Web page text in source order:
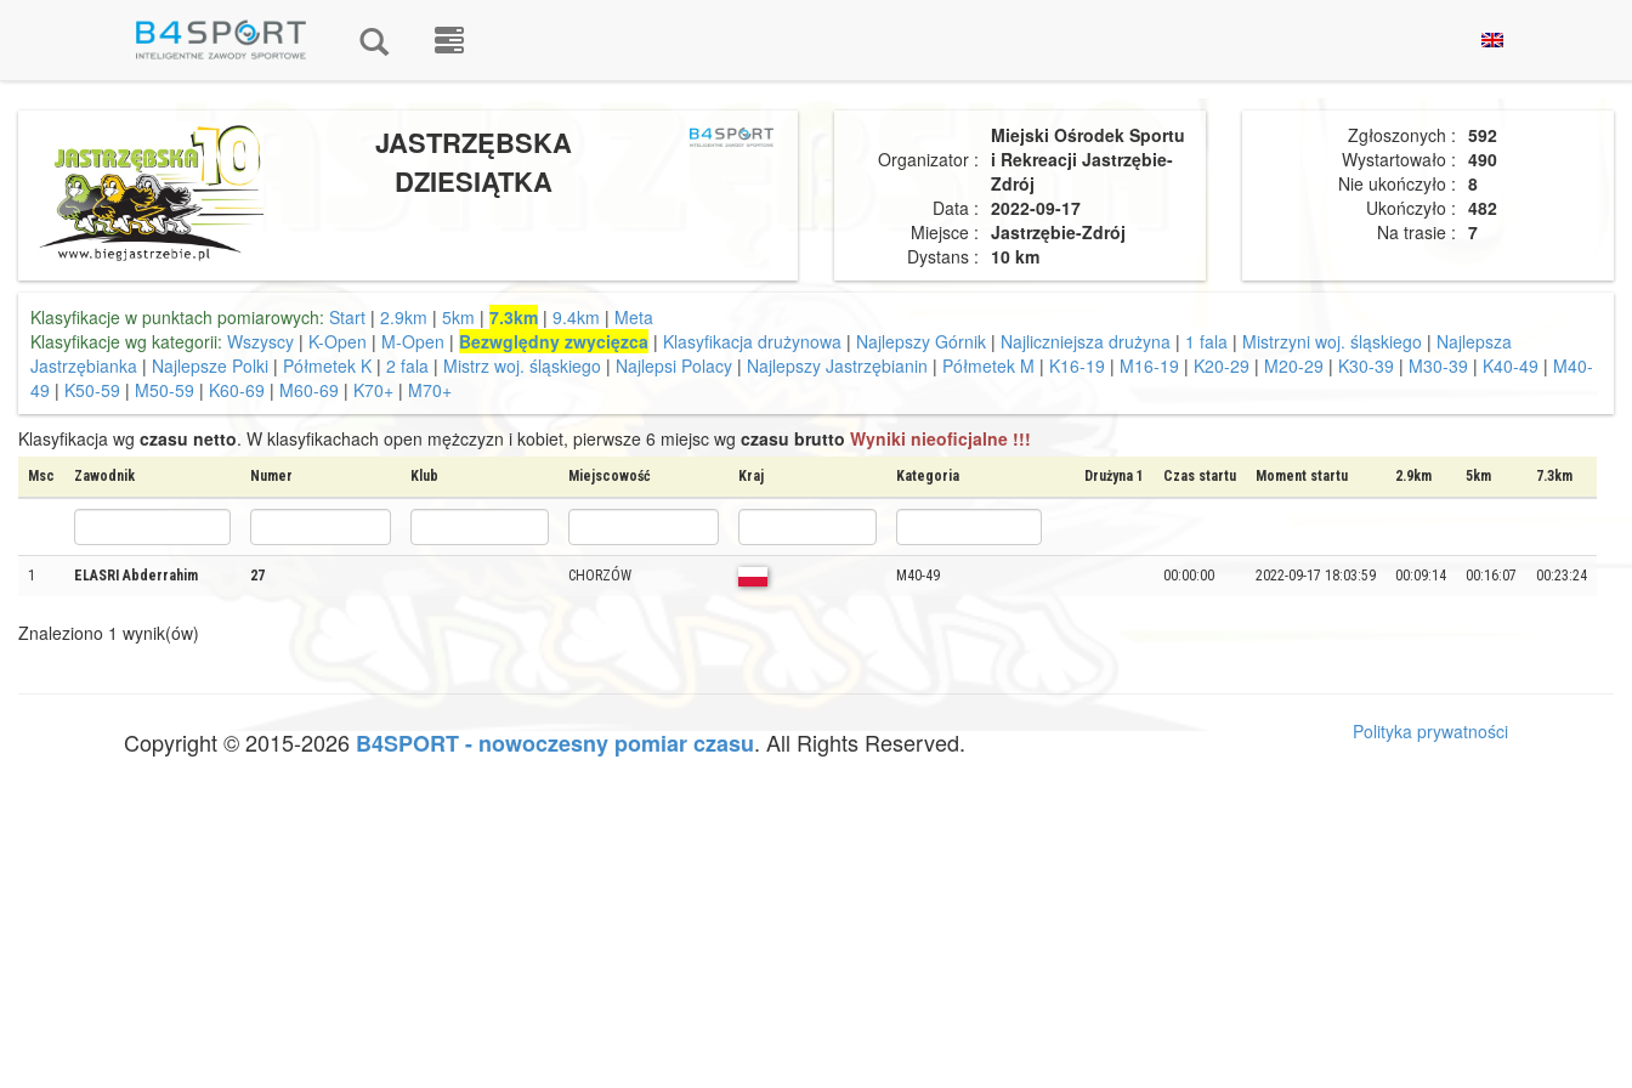
JASTRZĘBSKA
DZIESIĄTKA
Organizator :
Miejski Ośrodek Sportu
i Rekreacji Jastrzębie-
Zdrój
Data : 2022-09-17
Miejsce : Jastrzębie-Zdrój
Dystans : 10 km
Zgłoszonych : 592
Wystartowało : 490
Nie ukończyło : 8
Ukończyło : 482
Na trasie : 7
Klasyfikacje w punktach pomiarowych: Start | 2.9km | 5km | 7.3km | 9.4km | Meta
Klasyfikacje wg kategorii: Wszyscy | K-Open | M-Open | Bezwględny zwycięzca | Klasyfikacja drużynowa | Najlepszy Górnik | Najliczniejsza drużyna | 1 fala | Mistrzyni woj. śląskiego | Najlepsza
Jastrzębianka | Najlepsze Polki | Półmetek K | 2 fala | Mistrz woj. śląskiego | Najlepsi Polacy | Najlepszy Jastrzębianin | Półmetek M | K16-19 | M16-19 | K20-29 | M20-29 | K30-39 | M30-39 | K40-49 | M40-
49 | K50-59 | M50-59 | K60-69 | M60-69 | K70+ | M70+
Klasyfikacja wg czasu netto. W klasyfikachach open mężczyzn i kobiet, pierwsze 6 miejsc wg czasu brutto Wyniki nieoficjalne !!!
Msc Zawodnik Numer Klub Miejscowość Kraj Kategoria Drużyna 1 Czas startu Moment startu 2.9km 5km 7.3km
1 ELASRI Abderrahim 27 CHORZÓW M40-49 00:00:00 2022-09-17 18:03:59 00:09:14 00:16:07 00:23:24
Znaleziono 1 wynik(ów)
Copyright © 2015-2026 B4SPORT - nowoczesny pomiar czasu. All Rights Reserved. Polityka prywatności